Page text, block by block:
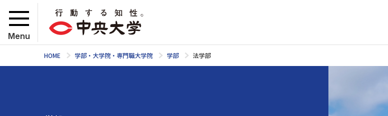
Menu
HOME 学部・大学院・専門職大学院 学部 法学部